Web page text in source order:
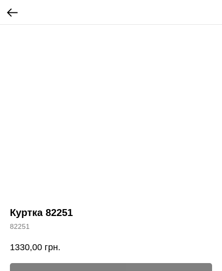
Куртка 82251
82251
1330,00 грн.